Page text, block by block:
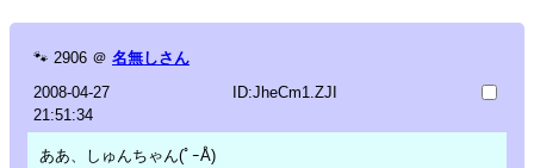
🐾 2906 ＠ 名無しさん
2008-04-27
21:51:34
ID:JheCm1.ZJI
ああ、しゅんちゃん(ﾟｰÅ)